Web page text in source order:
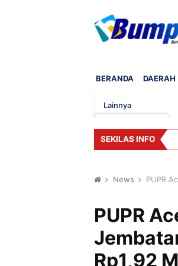
BERANDA DAERAH
Lainnya
SEKILAS INFO
News PUPR
PUPR
Rp1,92